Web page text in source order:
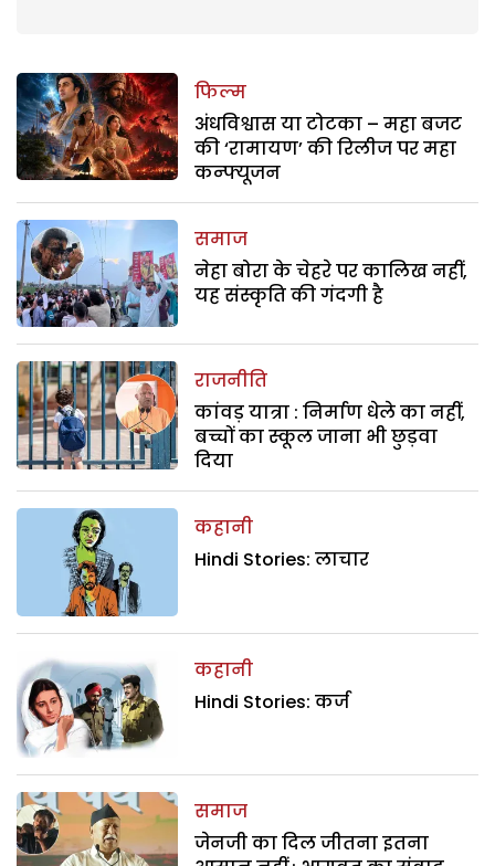
फिल्म
अंधविश्वास या टोटका – महा बजट
की ‘रामायण’ की रिलीज पर महा
कन्फ्यूजन
समाज
नेहा बोरा के चेहरे पर कालिख नहीं,
यह संस्कृति की गंदगी है
राजनीति
कांवड़ यात्रा : निर्माण धेले का नहीं,
बच्चों का स्कूल जाना भी छुड़वा
दिया
कहानी
Hindi Stories: लाचार
कहानी
Hindi Stories: कर्ज
समाज
जेनजी का दिल जीतना इतना